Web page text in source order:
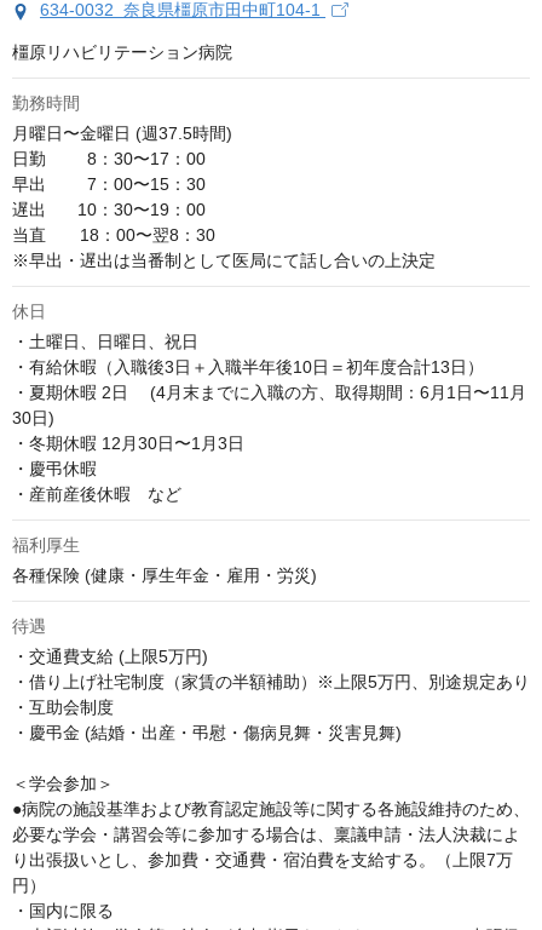
634-0032 奈良県橿原市田中町104-1
橿原リハビリテーション病院
勤務時間
月曜日〜金曜日 (週37.5時間)
日勤　     8：30〜17：00
早出　     7：00〜15：30
遅出　   10：30〜19：00
当直　　18：00〜翌8：30
※早出・遅出は当番制として医局にて話し合いの上決定
休日
・土曜日、日曜日、祝日
・有給休暇（入職後3日＋入職半年後10日＝初年度合計13日）
・夏期休暇 2日 　(4月末までに入職の方、取得期間：6月1日〜11月
30日)
・冬期休暇 12月30日〜1月3日
・慶弔休暇
・産前産後休暇　など
福利厚生
各種保険 (健康・厚生年金・雇用・労災)
待遇
・交通費支給 (上限5万円)
・借り上げ社宅制度（家賃の半額補助）※上限5万円、別途規定あり
・互助会制度
・慶弔金 (結婚・出産・弔慰・傷病見舞・災害見舞)
＜学会参加＞
●病院の施設基準および教育認定施設等に関する各施設維持のため、
必要な学会・講習会等に参加する場合は、稟議申請・法人決裁によ
り出張扱いとし、参加費・交通費・宿泊費を支給する。（上限7万
円）
・国内に限る